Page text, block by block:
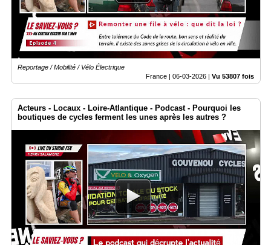
Reportage / Mobilité / Vélo Électrique
France | 06-03-2026 Vu 53807 fois
Acteurs - Locaux - Loire-Atlantique - Podcast - Pourquoi les
boutiques de cycles ferment les unes après les autres ?